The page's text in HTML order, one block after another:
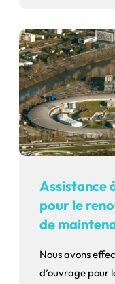
Assistance
pour le
de
Nous avons
d’ouvrage pour